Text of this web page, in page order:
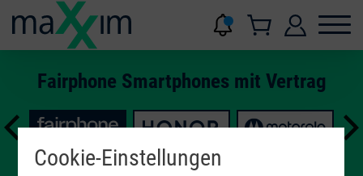
Fairphone Smartphones mit Vertrag
Alle Filter
Cookie-Einstellungen